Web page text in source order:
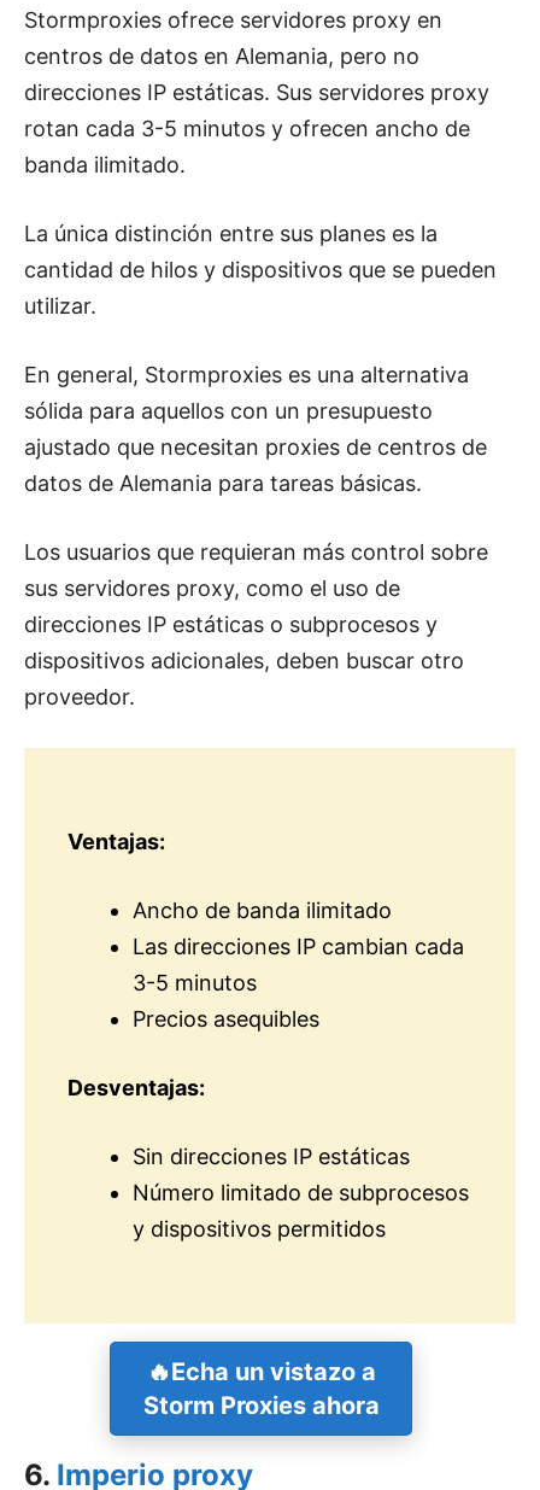
Stormproxies ofrece servidores proxy en
centros de datos en Alemania, pero no
direcciones IP estáticas. Sus servidores proxy
rotan cada 3-5 minutos y ofrecen ancho de
banda ilimitado.
La única distinción entre sus planes es la
cantidad de hilos y dispositivos que se pueden
utilizar.
En general, Stormproxies es una alternativa
sólida para aquellos con un presupuesto
ajustado que necesitan proxies de centros de
datos de Alemania para tareas básicas.
Los usuarios que requieran más control sobre
sus servidores proxy, como el uso de
direcciones IP estáticas o subprocesos y
dispositivos adicionales, deben buscar otro
proveedor.
Ventajas:
Ancho de banda ilimitado
Las direcciones IP cambian cada
3-5 minutos
Precios asequibles
Desventajas:
Sin direcciones IP estáticas
Número limitado de subprocesos
y dispositivos permitidos
🔥Echa un vistazo a
Storm Proxies ahora
6. Imperio proxy